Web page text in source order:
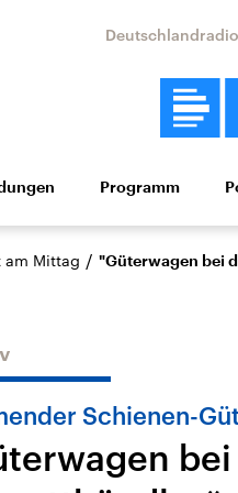
Deutschlandradio
Politik Wirtschaft
Musik
USA
Aktuelle Beiträge,
Programm
am Mittag / "Güterwagen bei
Schienen-